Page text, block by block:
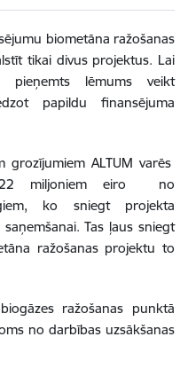
biometāna ražošanas
tikai divus projektus. Lai
pieņemts lēmums veikt
papildu finansējuma
grozījumiem ALTUM varēs
22 miljoniem eiro no
ko sniegt projekta
Tas ļaus sniegt
ražošanas projektu to
ražošanas punktā
no darbības uzsākšanas